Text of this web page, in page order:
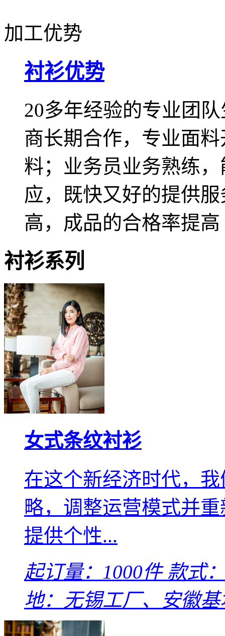
加工优势
衬衫优势
20多年经验的专业团
商长期合作，专业面
料；业务员业务熟练
应，既快又好的提供
高，成品的合格率提高
衬衫系列
女式条纹衬衫
在这个新经济时代，
略，调整运营模式并
提供个性...
起订量：1000件 款式
地：无锡工厂、安徽基